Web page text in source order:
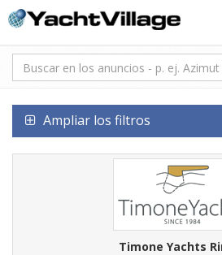
Ampliar los filtros
Timone Yachts